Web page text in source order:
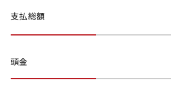
支払総額
頭金